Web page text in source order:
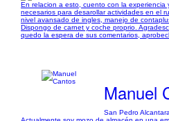
En relacion a esto, cuento con la experiencia
necesarios para desarollar actividades en el
nivel avansado de ingles, manejo de
Dispongo de carnet y coche proprio.
quedo la espera de sus comentarios,
Manuel
San Pedro